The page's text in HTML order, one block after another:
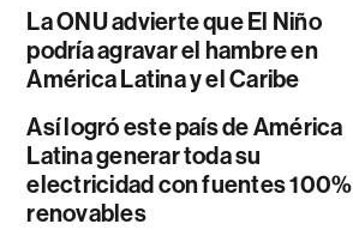
La ONU advierte que El Niño
podría agravar el hambre en
América Latina y el Caribe
Así logró este país de América
Latina generar toda su
electricidad con fuentes 100%
renovables